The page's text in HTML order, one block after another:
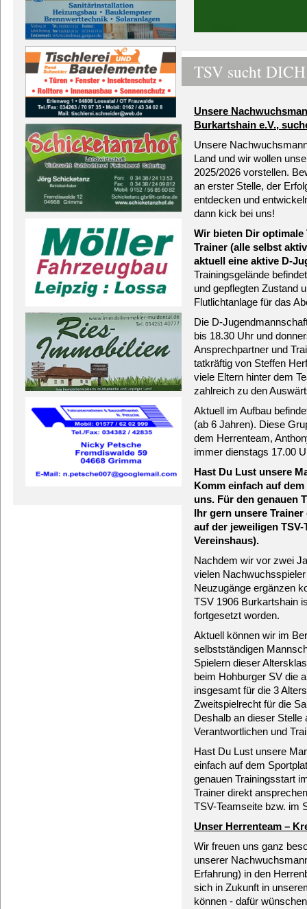
TSV sucht
Unsere
Burkartshain e.V.,
Unsere
Land und wir wollen
2025/2026 vorstellen.
an erster Stelle, der
entdecken und
dann kick bei uns!
Wir bieten Dir
Trainer (alle selbst
aktuell eine aktive D-
Trainingsgelände
und gepflegten Zustand
Flutlichtanlage für das
Die D-
bis 18.30 Uhr und
Ansprechpartner und
tatkräftig von Steffen
viele Eltern hinter dem
zahlreich zu den
Aktuell im Aufbau
(ab 6 Jahren). Diese
dem Herrenteam,
immer dienstags 17.00
Hast Du Lust unsere
Komm einfach auf
uns. Für den genauen
Ihr gern unsere
auf der jeweiligen
Vereinshaus).
Nachdem wir vor zwei
vielen
Neuzugänge ergänzen
TSV 1906 Burkartshain
fortgesetzt worden.
Aktuell können wir im
selbstständigen
Spielern dieser
beim Hohburger SV die
insgesamt für die 3
Zweitspielrecht für die
Deshalb an dieser
Verantwortlichen und
Hast Du Lust unsere
einfach auf dem
genauen Trainingsstart
Trainer direkt
TSV-Teamseite bzw. im
Unser Herrenteam –
Wir freuen uns ganz
unserer
Erfahrung) in den
sich in Zukunft in
können - dafür